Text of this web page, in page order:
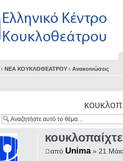
‹ ΝΕΑ ΚΟΥΚΛΟΘΕΑΤΡΟΥ ‹ Ανακοινώσεις
από Unima» 21